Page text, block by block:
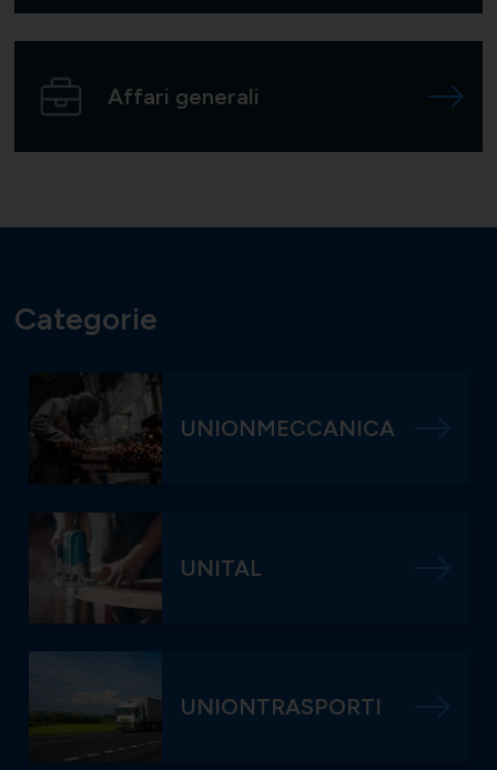
Affari generali
Categorie
UNIONMECCANICA
UNITAL
UNIONTRASPORTI